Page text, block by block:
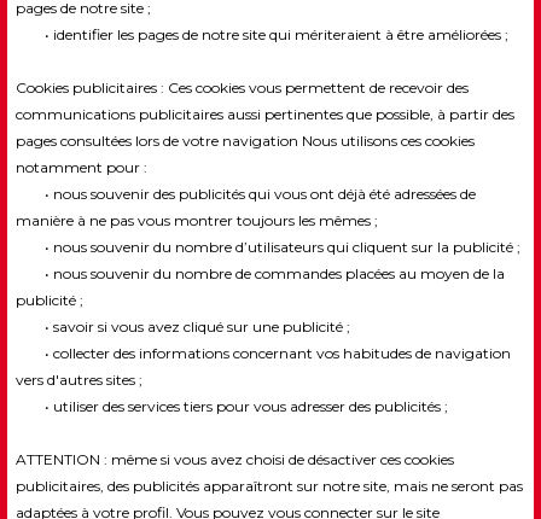
pages de notre site ;
• identifier les pages de notre site qui mériteraient à être améliorées ;
Cookies publicitaires : Ces cookies vous permettent de recevoir des
communications publicitaires aussi pertinentes que possible, à partir des
pages consultées lors de votre navigation Nous utilisons ces cookies
notamment pour :
• nous souvenir des publicités qui vous ont déjà été adressées de
manière à ne pas vous montrer toujours les mêmes ;
• nous souvenir du nombre d’utilisateurs qui cliquent sur la publicité ;
• nous souvenir du nombre de commandes placées au moyen de la
publicité ;
• savoir si vous avez cliqué sur une publicité ;
• collecter des informations concernant vos habitudes de navigation
vers d'autres sites ;
• utiliser des services tiers pour vous adresser des publicités ;
ATTENTION : même si vous avez choisi de désactiver ces cookies
publicitaires, des publicités apparaîtront sur notre site, mais ne seront pas
adaptées à votre profil. Vous pouvez vous connecter sur le site